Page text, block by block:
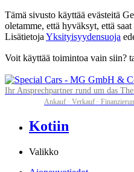
Tämä sivusto käyttää evästeitä
oletamme, että hyväksyt, että
Lisätietoja Yksityisyydensuoja
Voit käyttää toimintoa vain siin?
Ihr Ansprechpartner rund um das
Ankauf · Verkauf ·
Kotiin
Valikko